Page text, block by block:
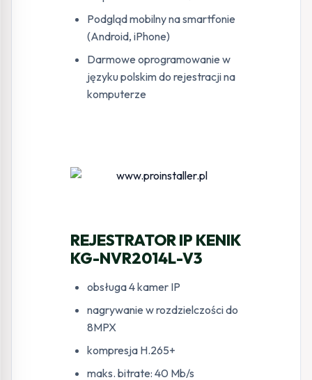
Podgląd mobilny na smartfonie
(Android, iPhone)
Darmowe oprogramowanie w
języku polskim do rejestracji na
komputerze
REJESTRATOR IP KENIK
KG-NVR2014L-V3
obsługa 4 kamer IP
nagrywanie w rozdzielczości do
8MPX
kompresja H.265+
maks. bitrate: 40 Mb/s